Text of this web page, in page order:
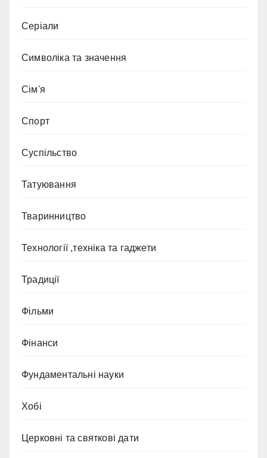
Серіали
Символіка та значення
Сім'я
Спорт
Суспільство
Татуювання
Тваринництво
Технології ,техніка та гаджети
Традиції
Фільми
Фінанси
Фундаментальні науки
Хобі
Церковні та святкові дати